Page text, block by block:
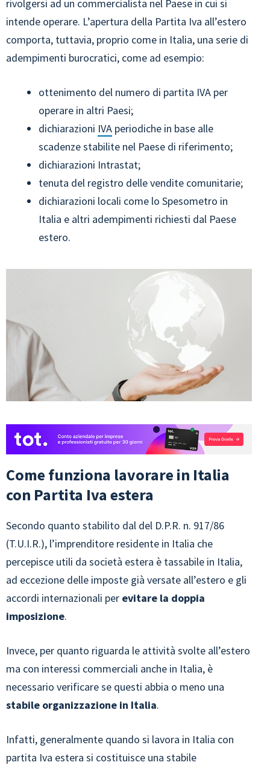
rivolgersi ad un commercialista nel Paese in cui si
intende operare. L’apertura della Partita Iva all’estero
comporta, tuttavia, proprio come in Italia, una serie di
adempimenti burocratici, come ad esempio:
ottenimento del numero di partita IVA per
operare in altri Paesi;
dichiarazioni IVA periodiche in base alle
scadenze stabilite nel Paese di riferimento;
dichiarazioni Intrastat;
tenuta del registro delle vendite comunitarie;
dichiarazioni locali come lo Spesometro in
Italia e altri adempimenti richiesti dal Paese
estero.
Come funziona lavorare in Italia
con Partita Iva estera
Secondo quanto stabilito dal del D.P.R. n. 917/86
(T.U.I.R.), l’imprenditore residente in Italia che
percepisce utili da società estera è tassabile in Italia,
ad eccezione delle imposte già versate all’estero e gli
accordi internazionali per evitare la doppia
imposizione.
Invece, per quanto riguarda le attività svolte all’estero
ma con interessi commerciali anche in Italia, è
necessario verificare se questi abbia o meno una
stabile organizzazione in Italia.
Infatti, generalmente quando si lavora in Italia con
partita Iva estera si costituisce una stabile